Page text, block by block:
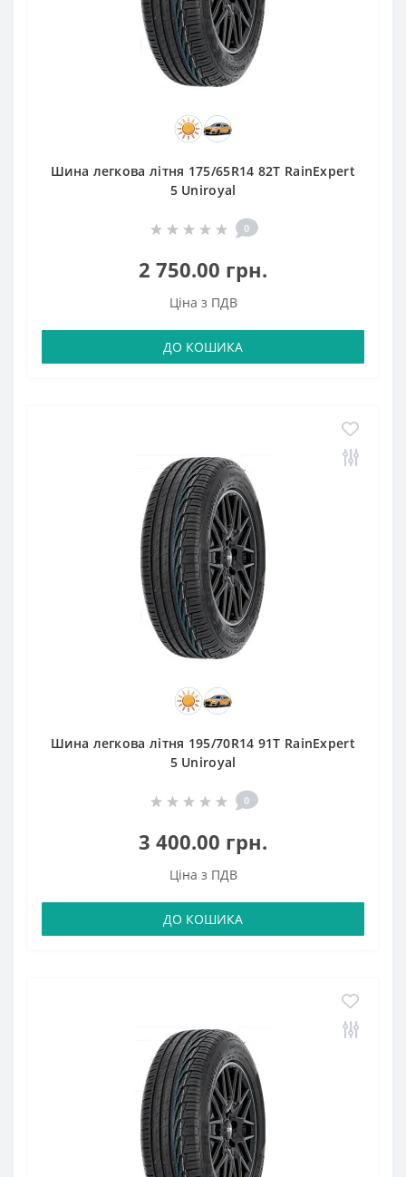
Шина легкова літня 175/65R14 82T RainExpert
5 Uniroyal
0
2 750.00 грн.
Ціна з ПДВ
ДО КОШИКА
Шина легкова літня 195/70R14 91T RainExpert
5 Uniroyal
0
3 400.00 грн.
Ціна з ПДВ
ДО КОШИКА